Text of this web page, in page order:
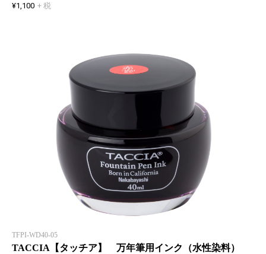
¥1,100 + 税
TFPI-WD40-05
TACCIA【タッチア】 万年筆用インク（水性染料）